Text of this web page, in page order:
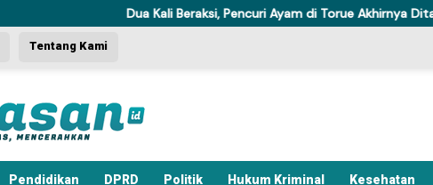
Dua Kali Beraksi, Pencuri Ayam di Torue Akhirnya Ditahan Polisi
Tentang Kami
Pendidikan DPRD Politik Hukum Kriminal Kesehatan